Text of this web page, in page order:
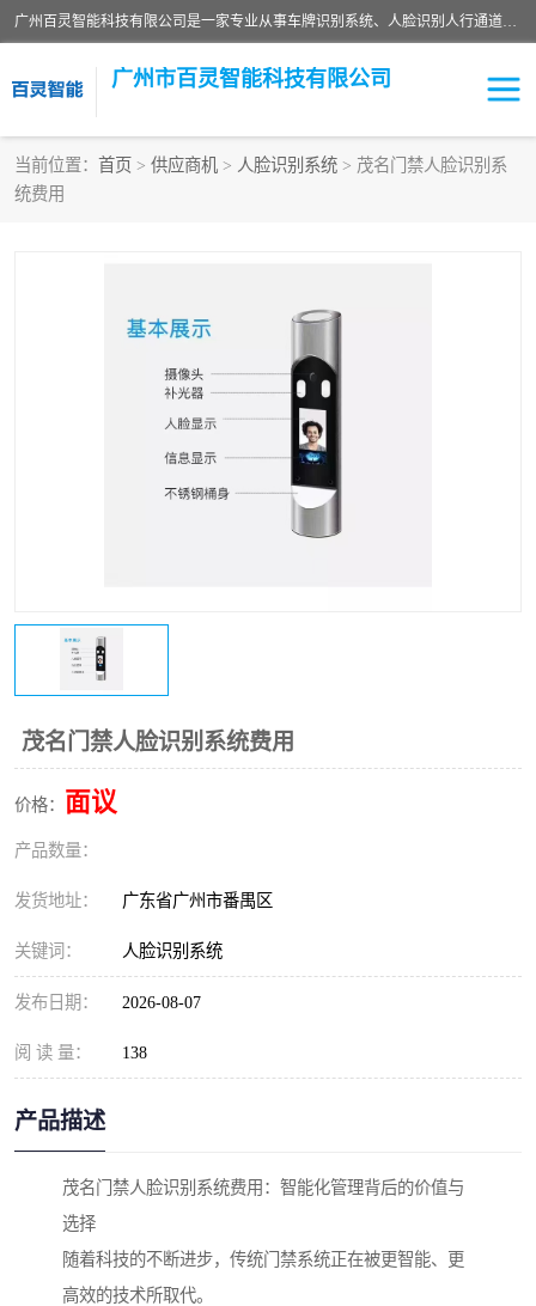
广州百灵智能科技有限公司是一家专业从事车牌识别系统、人脸识别人行通道、安防监控交通设施、停车场智能管理系统、停车场云平台、车牌识别一体机、自动道闸、通道设备、交通设施及交通划线等产品研发、生产和销售的高新技术企业。
广州市百灵智能科技有限公司
当前位置： 首页 > 供应商机 > 人脸识别系统 > 茂名门禁人脸识别系
统费用
茂名门禁人脸识别系统费用
价格： 面议
产品数量：
发货地址： 广东省广州市番禺区
关键词： 人脸识别系统
发布日期： 2026-08-07
阅 读 量： 138
产品描述
茂名门禁人脸识别系统费用：智能化管理背后的价值与
选择
随着科技的不断进步，传统门禁系统正在被更智能、更
高效的技术所取代。
安防监控红外报警系统